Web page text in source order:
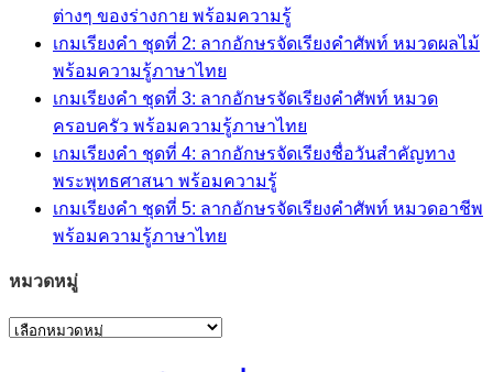
ต่างๆ ของร่างกาย พร้อมความรู้
เกมเรียงคำ ชุดที่ 2: ลากอักษรจัดเรียงคำศัพท์ หมวดผลไม้
พร้อมความรู้ภาษาไทย
เกมเรียงคำ ชุดที่ 3: ลากอักษรจัดเรียงคำศัพท์ หมวด
ครอบครัว พร้อมความรู้ภาษาไทย
เกมเรียงคำ ชุดที่ 4: ลากอักษรจัดเรียงชื่อวันสำคัญทาง
พระพุทธศาสนา พร้อมความรู้
เกมเรียงคำ ชุดที่ 5: ลากอักษรจัดเรียงคำศัพท์ หมวดอาชีพ
พร้อมความรู้ภาษาไทย
หมวดหมู่
หมวด